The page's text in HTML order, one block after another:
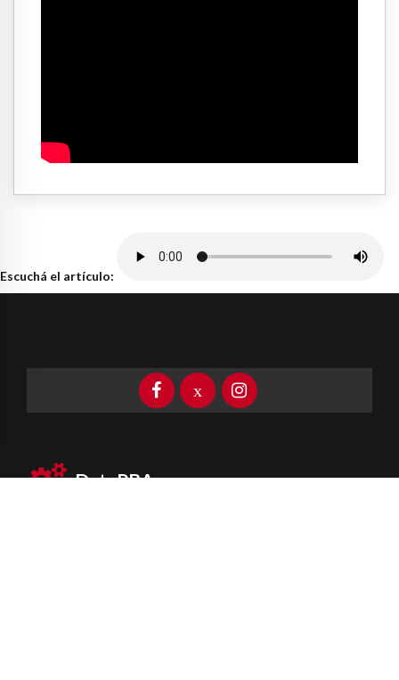
Escuchá el artículo:
DataPBA